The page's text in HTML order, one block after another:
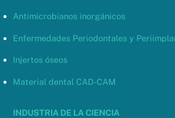
Antimicrobianos inorgánicos
Enfermedades Periodontales y
Injertos óseos
Material dental CAD-CAM
INDUSTRIA DE LA CIENCIA